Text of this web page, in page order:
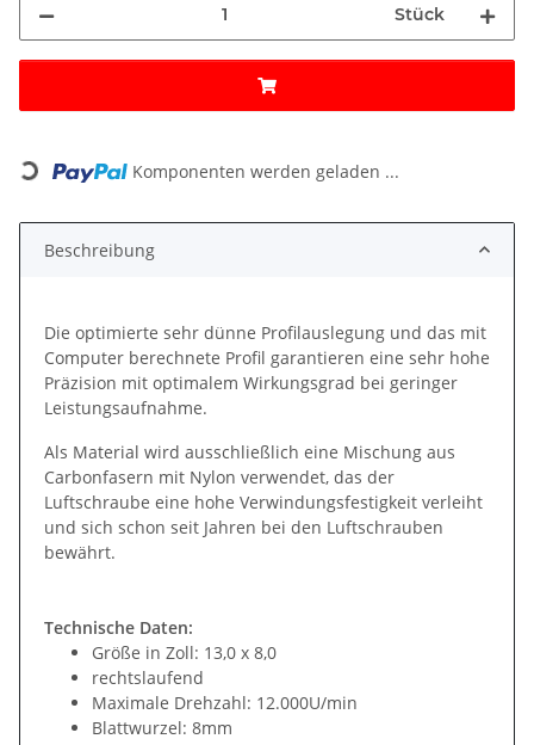
Stück
Loading... Komponenten werden geladen ...
Beschreibung
Die optimierte sehr dünne Profilauslegung und das mit
Computer berechnete Profil garantieren eine sehr hohe
Präzision mit optimalem Wirkungsgrad bei geringer
Leistungsaufnahme.
Als Material wird ausschließlich eine Mischung aus
Carbonfasern mit Nylon verwendet, das der
Luftschraube eine hohe Verwindungsfestigkeit verleiht
und sich schon seit Jahren bei den Luftschrauben
bewährt.
Technische Daten:
Größe in Zoll: 13,0 x 8,0
rechtslaufend
Maximale Drehzahl: 12.000U/min
Blattwurzel: 8mm